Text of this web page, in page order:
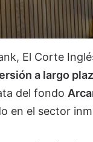
El Corte
a largo
del fondo
en el sector